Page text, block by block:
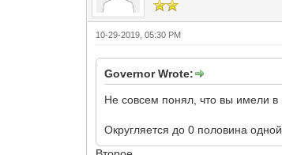
10-29-2019, 05:30 PM
Governor Wrote:
Не совсем понял, что вы имели в
Округляется до 0 половина